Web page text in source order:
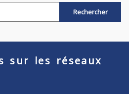
sur les réseaux